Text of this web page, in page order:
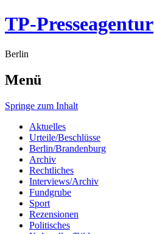
TP-Presseagentur
Berlin
Menü
Springe zum Inhalt
Aktuelles
Urteile/Beschlüsse
Berlin/Brandenburg
Archiv
Rechtliches
Interviews/Archiv
Fundgrube
Sport
Rezensionen
Politisches